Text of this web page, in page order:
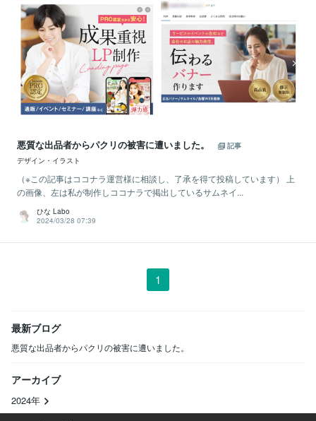
悪質な出品者からパクリの被害に遭いました。
記事
デザイン・イラスト
（※この記事はココナラ運営様に相談し、了承を得て投稿しています） 上
の画像、左は私が制作しココナラで掲出しているサムネイ...
ひな Labo
2024/03/28 07:39
1
最新ブログ
悪質な出品者からパクリの被害に遭いました。
アーカイブ
2024年